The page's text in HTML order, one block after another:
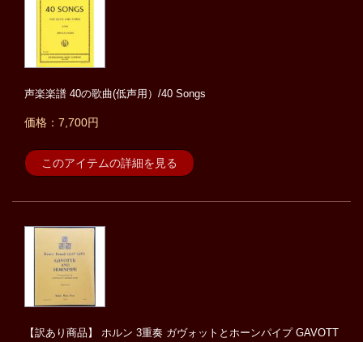
声楽楽譜 40の歌曲(低声用）/40 Songs
価格：7,700円
このアイテムの詳細を見る
【訳あり商品】 ホルン 3重奏 ガヴォットとホーンパイプ GAVOTT